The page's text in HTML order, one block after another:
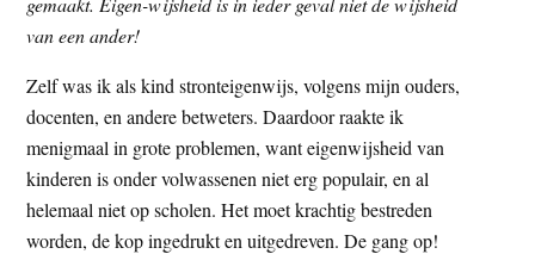
van een ander!
Zelf was ik als kind stronteigenwijs, volgens mijn ouders,
docenten, en andere betweters. Daardoor raakte ik
menigmaal in grote problemen, want eigenwijsheid van
kinderen is onder volwassenen niet erg populair, en al
helemaal niet op scholen. Het moet krachtig bestreden
worden, de kop ingedrukt en uitgedreven. De gang op!